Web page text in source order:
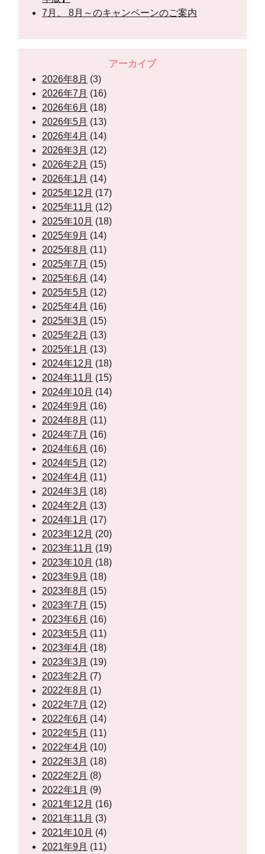
7月、 8月～のキャンペーンのご案内
アーカイブ
2026年8月 (3)
2026年7月 (16)
2026年6月 (18)
2026年5月 (13)
2026年4月 (14)
2026年3月 (12)
2026年2月 (15)
2026年1月 (14)
2025年12月 (17)
2025年11月 (12)
2025年10月 (18)
2025年9月 (14)
2025年8月 (11)
2025年7月 (15)
2025年6月 (14)
2025年5月 (12)
2025年4月 (16)
2025年3月 (15)
2025年2月 (13)
2025年1月 (13)
2024年12月 (18)
2024年11月 (15)
2024年10月 (14)
2024年9月 (16)
2024年8月 (11)
2024年7月 (16)
2024年6月 (16)
2024年5月 (12)
2024年4月 (11)
2024年3月 (18)
2024年2月 (13)
2024年1月 (17)
2023年12月 (20)
2023年11月 (19)
2023年10月 (18)
2023年9月 (18)
2023年8月 (15)
2023年7月 (15)
2023年6月 (16)
2023年5月 (11)
2023年4月 (18)
2023年3月 (19)
2023年2月 (7)
2022年8月 (1)
2022年7月 (12)
2022年6月 (14)
2022年5月 (11)
2022年4月 (10)
2022年3月 (18)
2022年2月 (8)
2022年1月 (9)
2021年12月 (16)
2021年11月 (3)
2021年10月 (4)
2021年9月 (11)